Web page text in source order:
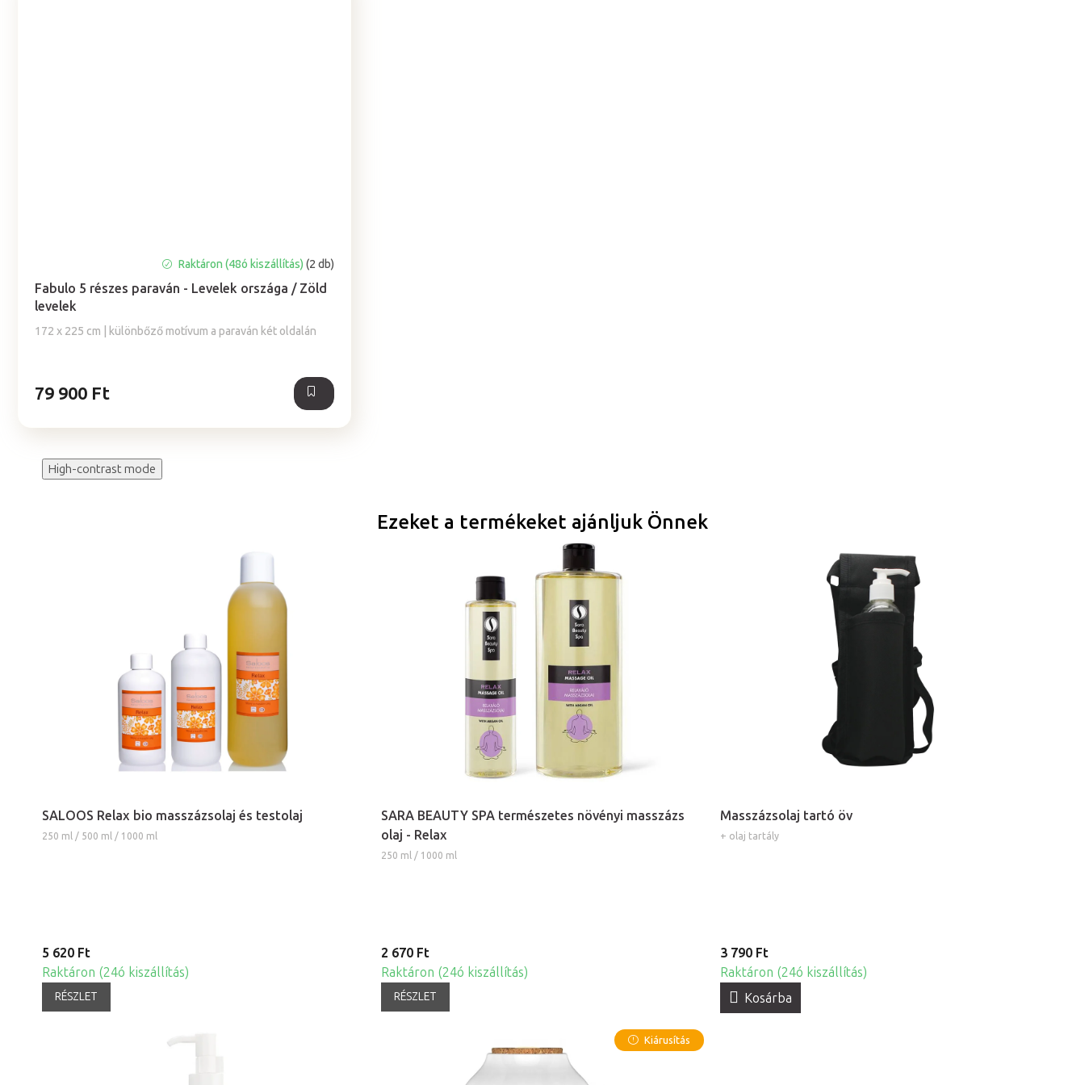
Fabulo 5 részes paraván - Levelek országa / Zöld
levelek
172 x 225 cm | különbőző motívum a paraván két oldalán
termék
átlagos
értékelése
5-
Raktáron (48ó kiszállítás)(2 db)
79 900 Ft
High-contrast mode
Ezeket a termékeket ajánljuk Önnek
SALOOS Relax bio masszázsolaj és testolaj
250 ml / 500 ml / 1000 ml
5 620 Ft
Raktáron (24ó kiszállítás)
RÉSZLET
SARA BEAUTY SPA természetes növényi masszázs
olaj - Relax
250 ml / 1000 ml
2 670 Ft
Raktáron (24ó kiszállítás)
RÉSZLET
Masszázsolaj tartó öv
+ olaj tartály
3 790 Ft
Raktáron (24ó kiszállítás)
Kosárba
Kiárusítás